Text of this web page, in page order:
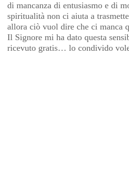
di mancanza di entusiasmo e di
spiritualità non ci aiuta a
allora ciò vuol dire che ci manca
Il Signore mi ha dato questa
ricevuto gratis… lo condivido